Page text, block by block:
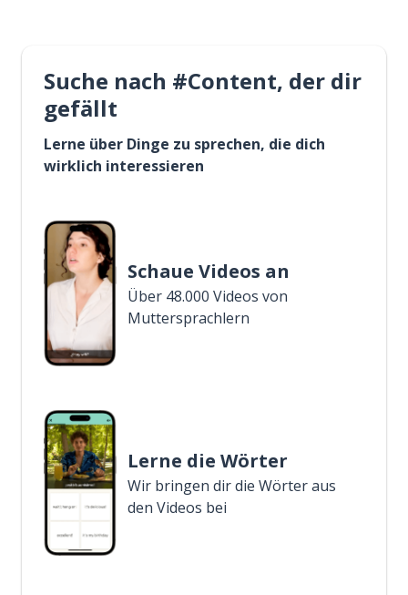
Suche nach #Content, der dir
gefällt
Lerne über Dinge zu sprechen, die dich
wirklich interessieren
Schaue Videos an
Über 48.000 Videos von
Muttersprachlern
Lerne die Wörter
Wir bringen dir die Wörter aus
den Videos bei